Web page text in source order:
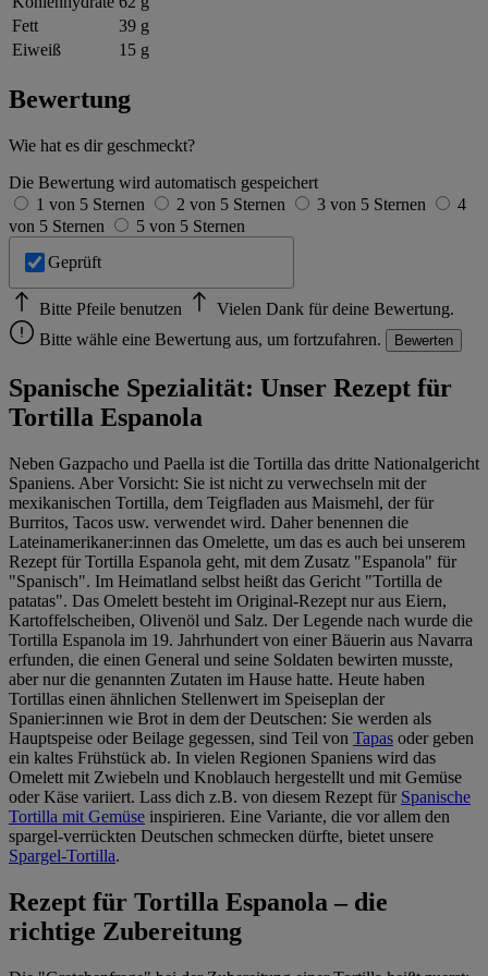
Fett
39 g
Eiweiß
15 g
Bewertung
Wie hat es dir geschmeckt?
Die Bewertung wird automatisch gespeichert
1 von 5 Sternen
2 von 5 Sternen 3 von 5 Sternen
4
von 5 Sternen
5 von 5 Sternen
Geprüft
Bitte Pfeile benutzen
Vielen Dank für deine Bewertung.
Bitte wähle eine Bewertung aus, um fortzufahren.
Bewerten
Spanische Spezialität: Unser Rezept für
Tortilla Espanola
Neben Gazpacho und Paella ist die Tortilla das dritte Nationalgericht
Spaniens. Aber Vorsicht: Sie ist nicht zu verwechseln mit der
mexikanischen Tortilla, dem Teigfladen aus Maismehl, der für
Burritos, Tacos usw. verwendet wird. Daher benennen die
Lateinamerikaner:innen das Omelette, um das es auch bei unserem
Rezept für Tortilla Espanola geht, mit dem Zusatz "Espanola" für
"Spanisch". Im Heimatland selbst heißt das Gericht "Tortilla de
patatas". Das Omelett besteht im Original-Rezept nur aus Eiern,
Kartoffelscheiben, Olivenöl und Salz. Der Legende nach wurde die
Tortilla Espanola im 19. Jahrhundert von einer Bäuerin aus Navarra
erfunden, die einen General und seine Soldaten bewirten musste,
aber nur die genannten Zutaten im Hause hatte. Heute haben
Tortillas einen ähnlichen Stellenwert im Speiseplan der
Spanier:innen wie Brot in dem der Deutschen: Sie werden als
Hauptspeise oder Beilage gegessen, sind Teil von Tapas oder geben
ein kaltes Frühstück ab. In vielen Regionen Spaniens wird das
Omelett mit Zwiebeln und Knoblauch hergestellt und mit Gemüse
oder Käse variiert. Lass dich z.B. von diesem Rezept für Spanische
Tortilla mit Gemüse inspirieren. Eine Variante, die vor allem den
spargel-verrückten Deutschen schmecken dürfte, bietet unsere
Spargel-Tortilla.
Rezept für Tortilla Espanola – die
richtige Zubereitung